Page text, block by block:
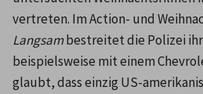
vertreten. Im Action- und
Langsam bestreitet die Polizei
beispielsweise mit einem
glaubt, dass einzig US-